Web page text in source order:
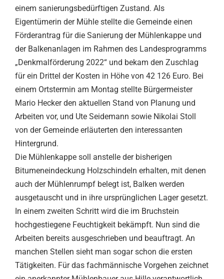
einem sanierungsbedürftigen Zustand. Als
Eigentümerin der Mühle stellte die Gemeinde einen
Förderantrag für die Sanierung der Mühlenkappe und
der Balkenanlagen im Rahmen des Landesprogramms
„Denkmalförderung 2022“ und bekam den Zuschlag
für ein Drittel der Kosten in Höhe von 42 126 Euro. Bei
einem Ortstermin am Montag stellte Bürgermeister
Mario Hecker den aktuellen Stand von Planung und
Arbeiten vor, und Ute Seidemann sowie Nikolai Stoll
von der Gemeinde erläuterten den interessanten
Hintergrund.
Die Mühlenkappe soll anstelle der bisherigen
Bitumeneindeckung Holzschindeln erhalten, mit denen
auch der Mühlenrumpf belegt ist, Balken werden
ausgetauscht und in ihre ursprünglichen Lager gesetzt.
In einem zweiten Schritt wird die im Bruchstein
hochgestiegene Feuchtigkeit bekämpft. Nun sind die
Arbeiten bereits ausgeschrieben und beauftragt. An
manchen Stellen sieht man sogar schon die ersten
Tätigkeiten. Für das fachmännische Vorgehen zeichnet